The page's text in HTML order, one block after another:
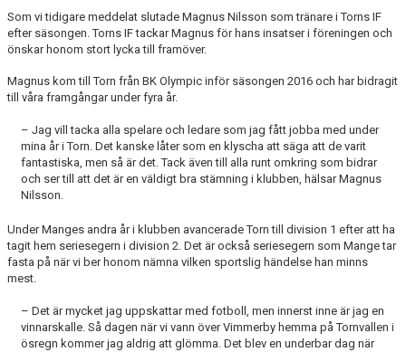
Som vi tidigare meddelat slutade Magnus Nilsson som tränare i Torns IF
efter säsongen. Torns IF tackar Magnus för hans insatser i föreningen och
önskar honom stort lycka till framöver.
Magnus kom till Torn från BK Olympic inför säsongen 2016 och har bidragit
till våra framgångar under fyra år.
– Jag vill tacka alla spelare och ledare som jag fått jobba med under
mina år i Torn. Det kanske låter som en klyscha att säga att de varit
fantastiska, men så är det. Tack även till alla runt omkring som bidrar
och ser till att det är en väldigt bra stämning i klubben, hälsar Magnus
Nilsson.
Under Manges andra år i klubben avancerade Torn till division 1 efter att ha
tagit hem seriesegern i division 2. Det är också seriesegern som Mange tar
fasta på när vi ber honom nämna vilken sportslig händelse han minns
mest.
– Det är mycket jag uppskattar med fotboll, men innerst inne är jag en
vinnarskalle. Så dagen när vi vann över Vimmerby hemma på Tornvallen i
ösregn kommer jag aldrig att glömma. Det blev en underbar dag när